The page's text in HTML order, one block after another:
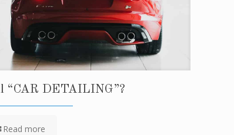
il “CAR DETAILING”?
Read more